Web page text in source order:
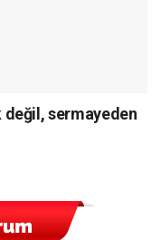
değil, sermayeden